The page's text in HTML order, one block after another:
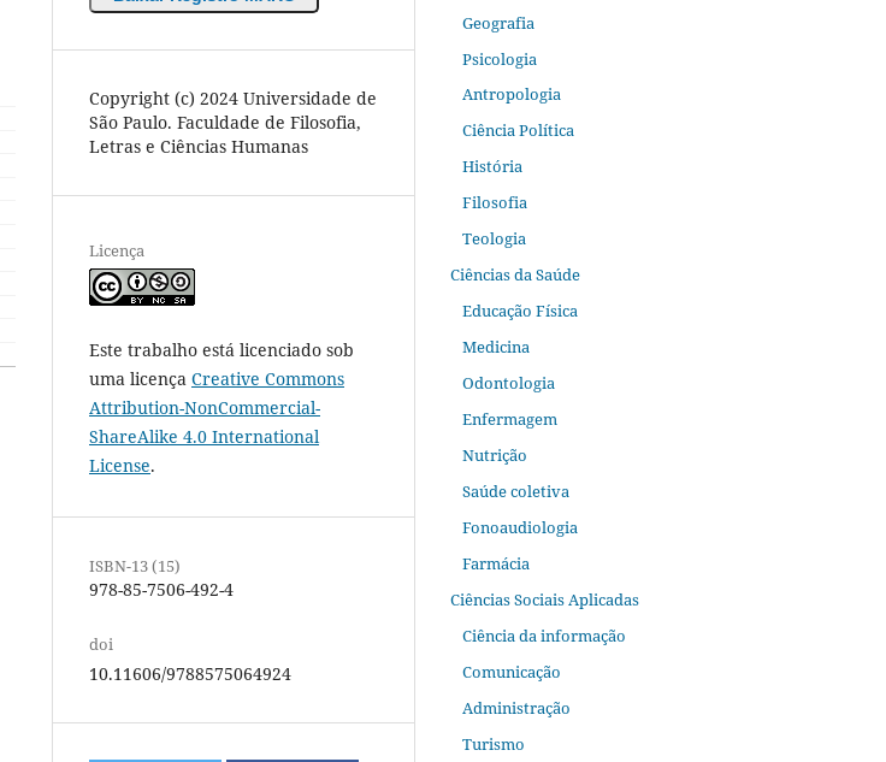
Copyright (c) 2024 Universidade de
São Paulo. Faculdade de Filosofia,
Letras e Ciências Humanas
Licença
Este trabalho está licenciado sob
uma licença Creative Commons
Attribution-NonCommercial-
ShareAlike 4.0 International
License.
ISBN-13 (15)
978-85-7506-492-4
doi
10.11606/9788575064924
Geografia
Psicologia
Antropologia
Ciência Política
História
Filosofia
Teologia
Ciências da Saúde
Educação Física
Medicina
Odontologia
Enfermagem
Nutrição
Saúde coletiva
Fonoaudiologia
Farmácia
Ciências Sociais Aplicadas
Ciência da informação
Comunicação
Administração
Turismo